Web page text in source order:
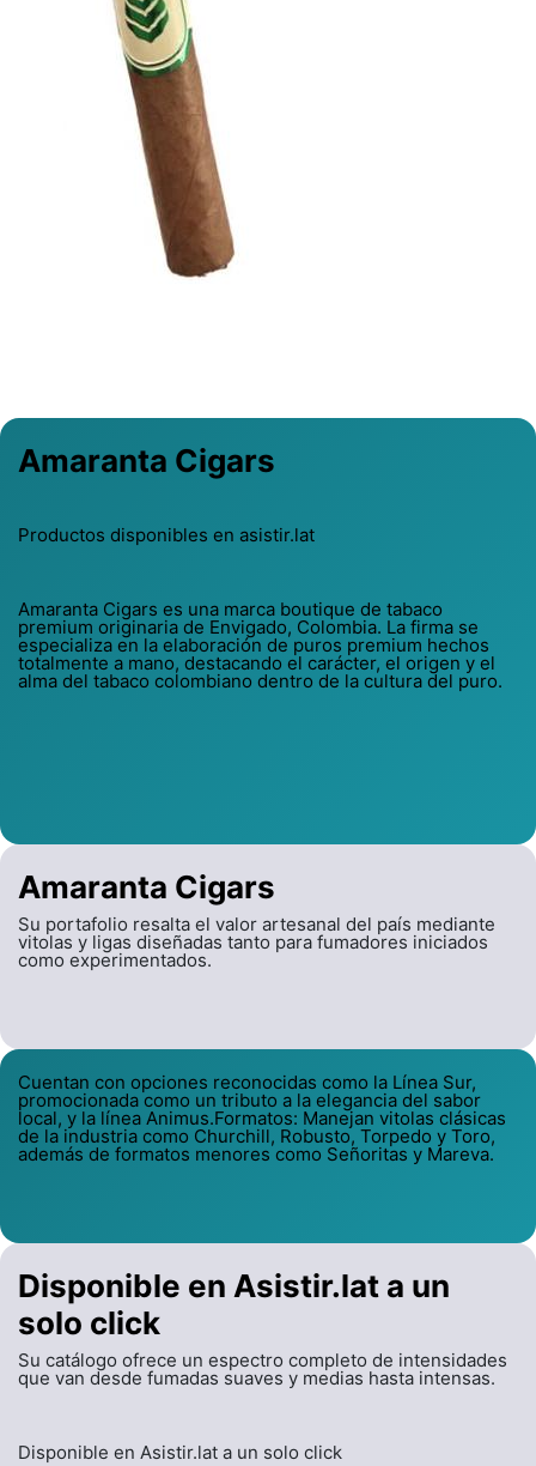
Amaranta Cigars
Su portafolio resalta el valor artesanal del país mediante
vitolas y ligas diseñadas tanto para fumadores iniciados
como experimentados.
Amaranta Cigars
Productos disponibles en asistir.lat
Amaranta Cigars es una marca boutique de tabaco
premium originaria de Envigado, Colombia. La firma se
especializa en la elaboración de puros premium hechos
totalmente a mano, destacando el carácter, el origen y el
alma del tabaco colombiano dentro de la cultura del puro.
Cuentan con opciones reconocidas como la Línea Sur,
promocionada como un tributo a la elegancia del sabor
local, y la línea Animus.Formatos: Manejan vitolas clásicas
de la industria como Churchill, Robusto, Torpedo y Toro,
además de formatos menores como Señoritas y Mareva.
Disponible en Asistir.lat a un
solo click
Su catálogo ofrece un espectro completo de intensidades
que van desde fumadas suaves y medias hasta intensas.
Disponible en Asistir.lat a un solo click